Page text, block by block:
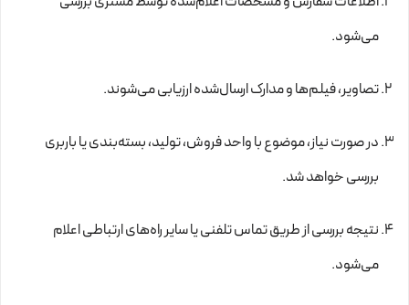
می‌شود.
تصاویر، فیلم‌ها و مدارک ارسال‌شده ارزیابی می‌شوند.
در صورت نیاز، موضوع با واحد فروش، تولید، بسته‌بندی یا باربری
بررسی خواهد شد.
نتیجه بررسی از طریق تماس تلفنی یا سایر راه‌های ارتباطی اعلام
می‌شود.